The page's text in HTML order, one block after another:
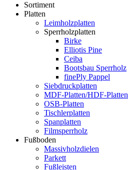
Sortiment
Platten
Leimholzplatten
Sperrholzplatten
Birke
Elliotis Pine
Ceiba
Bootsbau Sperrholz
finePly Pappel
Siebdruckplatten
MDF-Platten/HDF-Platten
OSB-Platten
Tischlerplatten
Spanplatten
Filmsperrholz
Fußboden
Massivholzdielen
Parkett
Fußleisten